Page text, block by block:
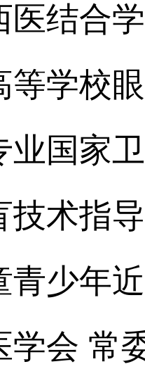
医结合
等学校
业国家
技术指
青少年
学会 常